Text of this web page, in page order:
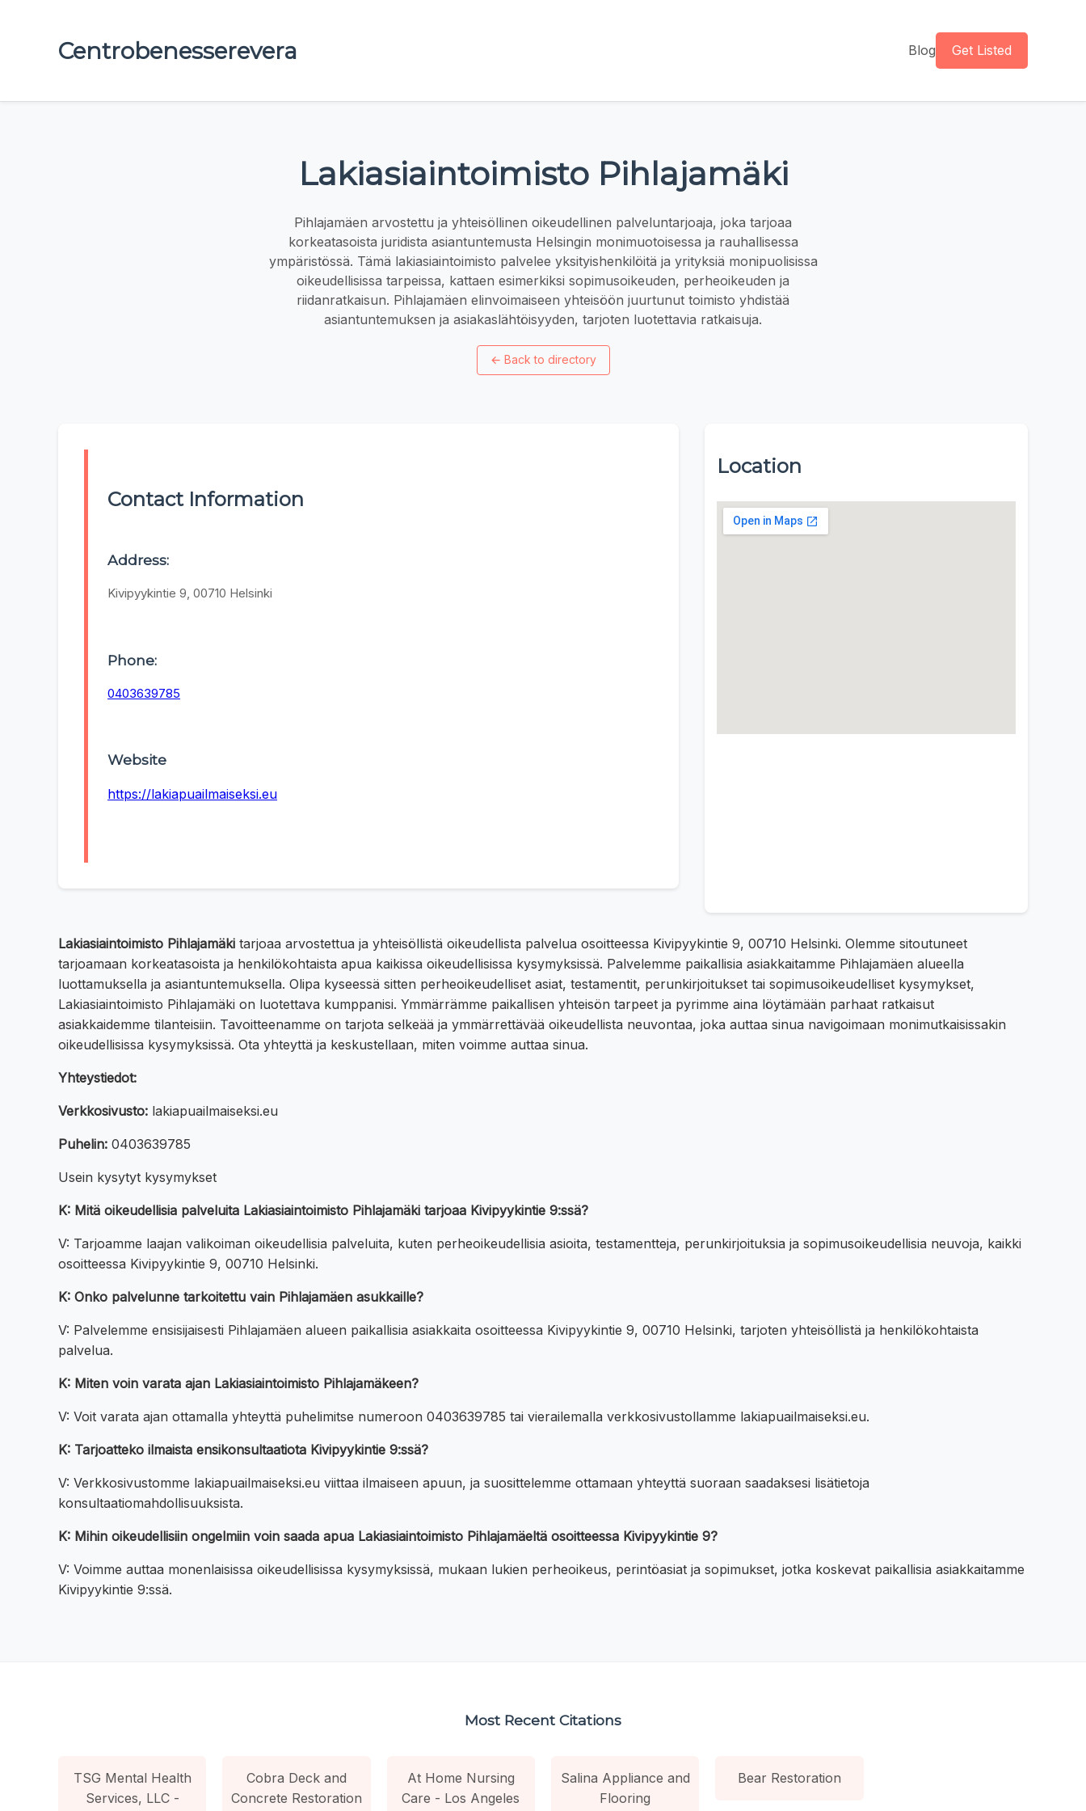
Centrobenesserevera Blog Get Listed
Lakiasiaintoimisto Pihlajamäki
Pihlajamäen arvostettu ja yhteisöllinen oikeudellinen palveluntarjoaja, joka tarjoaa
korkeatasoista juridista asiantuntemusta Helsingin monimuotoisessa ja rauhallisessa
ympäristössä. Tämä lakiasiaintoimisto palvelee yksityishenkilöitä ja yrityksiä monipuolisissa
oikeudellisissa tarpeissa, kattaen esimerkiksi sopimusoikeuden, perheoikeuden ja
riidanratkaisun. Pihlajamäen elinvoimaiseen yhteisöön juurtunut toimisto yhdistää
asiantuntemuksen ja asiakaslähtöisyyden, tarjoten luotettavia ratkaisuja.
← Back to directory
Contact Information
Address:
Kivipyykintie 9, 00710 Helsinki
Phone:
0403639785
Website
https://lakiapuailmaiseksi.eu
Location
Lakiasiaintoimisto Pihlajamäki tarjoaa arvostettua ja yhteisöllistä oikeudellista palvelua osoitteessa Kivipyykintie 9, 00710 Helsinki. Olemme sitoutuneet
tarjoamaan korkeatasoista ja henkilökohtaista apua kaikissa oikeudellisissa kysymyksissä. Palvelemme paikallisia asiakkaitamme Pihlajamäen alueella
luottamuksella ja asiantuntemuksella. Olipa kyseessä sitten perheoikeudelliset asiat, testamentit, perunkirjoitukset tai sopimusoikeudelliset kysymykset,
Lakiasiaintoimisto Pihlajamäki on luotettava kumppanisi. Ymmärrämme paikallisen yhteisön tarpeet ja pyrimme aina löytämään parhaat ratkaisut
asiakkaidemme tilanteisiin. Tavoitteenamme on tarjota selkeää ja ymmärrettävää oikeudellista neuvontaa, joka auttaa sinua navigoimaan monimutkaisissakin
oikeudellisissa kysymyksissä. Ota yhteyttä ja keskustellaan, miten voimme auttaa sinua.
Yhteystiedot:
Verkkosivusto: lakiapuailmaiseksi.eu
Puhelin: 0403639785
Usein kysytyt kysymykset
K: Mitä oikeudellisia palveluita Lakiasiaintoimisto Pihlajamäki tarjoaa Kivipyykintie 9:ssä?
V: Tarjoamme laajan valikoiman oikeudellisia palveluita, kuten perheoikeudellisia asioita, testamentteja, perunkirjoituksia ja sopimusoikeudellisia neuvoja, kaikki
osoitteessa Kivipyykintie 9, 00710 Helsinki.
K: Onko palvelunne tarkoitettu vain Pihlajamäen asukkaille?
V: Palvelemme ensisijaisesti Pihlajamäen alueen paikallisia asiakkaita osoitteessa Kivipyykintie 9, 00710 Helsinki, tarjoten yhteisöllistä ja henkilökohtaista
palvelua.
K: Miten voin varata ajan Lakiasiaintoimisto Pihlajamäkeen?
V: Voit varata ajan ottamalla yhteyttä puhelimitse numeroon 0403639785 tai vierailemalla verkkosivustollamme lakiapuailmaiseksi.eu.
K: Tarjoatteko ilmaista ensikonsultaatiota Kivipyykintie 9:ssä?
V: Verkkosivustomme lakiapuailmaiseksi.eu viittaa ilmaiseen apuun, ja suosittelemme ottamaan yhteyttä suoraan saadaksesi lisätietoja
konsultaatiomahdollisuuksista.
K: Mihin oikeudellisiin ongelmiin voin saada apua Lakiasiaintoimisto Pihlajamäeltä osoitteessa Kivipyykintie 9?
V: Voimme auttaa monenlaisissa oikeudellisissa kysymyksissä, mukaan lukien perheoikeus, perintöasiat ja sopimukset, jotka koskevat paikallisia asiakkaitamme
Kivipyykintie 9:ssä.
Most Recent Citations
TSG Mental Health
Services, LLC -
Cobra Deck and
Concrete Restoration
At Home Nursing
Care - Los Angeles
Salina Appliance and
Flooring
Bear Restoration